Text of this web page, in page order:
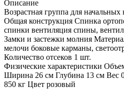
Описание
Возрастная группа для начальных
Общая конструкция Спинка
спинки вентиляция спины,
Замки и застежки молния
мелочи боковые карманы,
Количество отсеков 1 шт.
Физические характеристики
Ширина 26 см Глубина 13 см Вес
850 кг Цвет розовый